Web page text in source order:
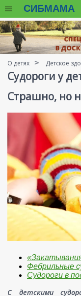
СИБМАМА
О детях Детское
Судороги у
Страшно, но
Фебрильные
Судороги в
С детскими